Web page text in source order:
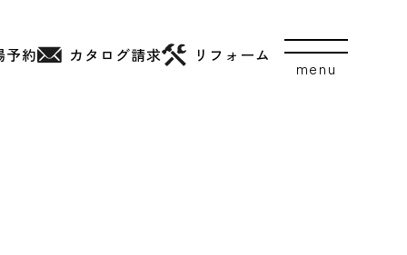
予約 カタログ請求 リフォーム